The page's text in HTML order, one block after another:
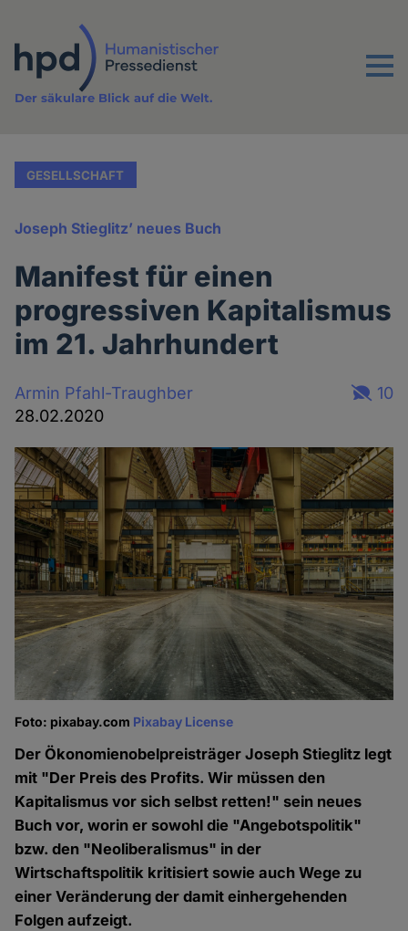
Inhalt
Menu
Der säkulare Blick auf die Welt.
GESELLSCHAFT
Joseph Stieglitz’ neues Buch
Manifest für einen
progressiven Kapitalismus
im 21. Jahrhundert
Armin Pfahl-Traughber
28.02.2020
10
Foto: pixabay.com Pixabay License
Der Ökonomienobelpreisträger Joseph Stieglitz legt
mit "Der Preis des Profits. Wir müssen den
Kapitalismus vor sich selbst retten!" sein neues
Buch vor, worin er sowohl die "Angebotspolitik"
bzw. den "Neoliberalismus" in der
Wirtschaftspolitik kritisiert sowie auch Wege zu
einer Veränderung der damit einhergehenden
Folgen aufzeigt.